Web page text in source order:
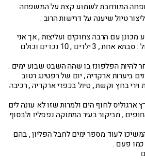
המורחבת לשמוע קצת על המשפחה
טיול שיענה על דרישות הרוב .
מכונן עם הרבה צחוקים ועליצות , אך אני
נותרתי עם האתגר הגדול : סבתא אחת , 3 ילדים , 10 נכדים וכולם
להיות הפלפונז בו שהה השבט שבוע ימים .
ביערות ארקדיה , יום של רפטינג רטוב
בחץ וקשת , טיול בכפרי ארקדיה , רכיבה
לחוף הים ולמרות שזו לא עונה לים
, מביקור בעיר המתוקה נפפליו ולבסוף
לעוד מספר ימים לחבל הפליון , בהם
כמו פעם .
: